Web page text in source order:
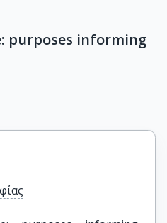
purposes informing